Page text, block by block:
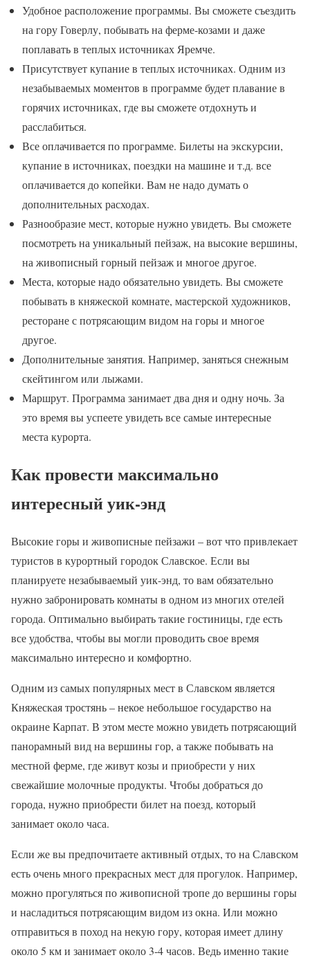
Удобное расположение программы. Вы сможете съездить
на гору Говерлу, побывать на ферме-козами и даже
поплавать в теплых источниках Яремче.
Присутствует купание в теплых источниках. Одним из
незабываемых моментов в программе будет плавание в
горячих источниках, где вы сможете отдохнуть и
расслабиться.
Все оплачивается по программе. Билеты на экскурсии,
купание в источниках, поездки на машине и т.д. все
оплачивается до копейки. Вам не надо думать о
дополнительных расходах.
Разнообразие мест, которые нужно увидеть. Вы сможете
посмотреть на уникальный пейзаж, на высокие вершины,
на живописный горный пейзаж и многое другое.
Места, которые надо обязательно увидеть. Вы сможете
побывать в княжеской комнате, мастерской художников,
ресторане с потрясающим видом на горы и многое
другое.
Дополнительные занятия. Например, заняться снежным
скейтингом или лыжами.
Маршрут. Программа занимает два дня и одну ночь. За
это время вы успеете увидеть все самые интересные
места курорта.
Как провести максимально
интересный уик-энд
Высокие горы и живописные пейзажи – вот что привлекает
туристов в курортный городок Славское. Если вы
планируете незабываемый уик-энд, то вам обязательно
нужно забронировать комнаты в одном из многих отелей
города. Оптимально выбирать такие гостиницы, где есть
все удобства, чтобы вы могли проводить свое время
максимально интересно и комфортно.
Одним из самых популярных мест в Славском является
Княжеская тростянь – некое небольшое государство на
окраине Карпат. В этом месте можно увидеть потрясающий
панорамный вид на вершины гор, а также побывать на
местной ферме, где живут козы и приобрести у них
свежайшие молочные продукты. Чтобы добраться до
города, нужно приобрести билет на поезд, который
занимает около часа.
Если же вы предпочитаете активный отдых, то на Славском
есть очень много прекрасных мест для прогулок. Например,
можно прогуляться по живописной тропе до вершины горы
и насладиться потрясающим видом из окна. Или можно
отправиться в поход на некую гору, которая имеет длину
около 5 км и занимает около 3-4 часов. Ведь именно такие